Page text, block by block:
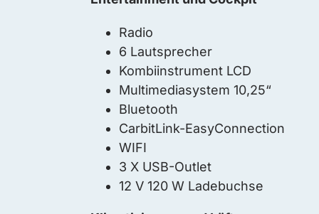
Radio
6 Lautsprecher
Kombiinstrument LCD
Multimediasystem 10,25“
Bluetooth
CarbitLink-EasyConnection
WIFI
3 X USB-Outlet
12 V 120 W Ladebuchse